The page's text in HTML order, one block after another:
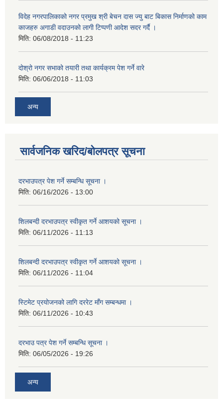
विदेह नगरपालिकाको नगर प्रमुख श्री बेचन दास ज्यु बाट बिकास निर्माणको काम
काजहरु अगाडी वदाउनको लागी टिप्पणी आदेश सदर गर्दै ।
मिति: 06/08/2018 - 11:23
दोश्रो नगर सभाको तयारी तथा कार्यक्रम पेश गर्ने वारे
मिति: 06/06/2018 - 11:03
अन्य
सार्वजनिक खरिद/बोलपत्र सूचना
दरभाउपत्र पेश गर्ने सम्बन्धि सूचना ।
मिति: 06/16/2026 - 13:00
शिलबन्दी दरभाउपत्र स्वीकृत गर्ने आशयको सूचना ।
मिति: 06/11/2026 - 11:13
शिलबन्दी दरभाउपत्र स्वीकृत गर्ने आशयको सूचना ।
मिति: 06/11/2026 - 11:04
स्टिमेट प्रयोजनको लागि दररेट माँग सम्बन्धमा ।
मिति: 06/11/2026 - 10:43
दरभाउ पत्र पेश गर्ने सम्बन्धि सूचना ।
मिति: 06/05/2026 - 19:26
अन्य